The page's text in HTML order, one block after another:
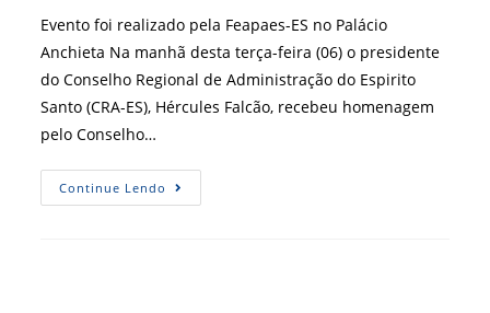
post:
Evento foi realizado pela Feapaes-ES no Palácio
Anchieta Na manhã desta terça-feira (06) o presidente
do Conselho Regional de Administração do Espirito
Santo (CRA-ES), Hércules Falcão, recebeu homenagem
pelo Conselho…
Continue Lendo CRA-
ES